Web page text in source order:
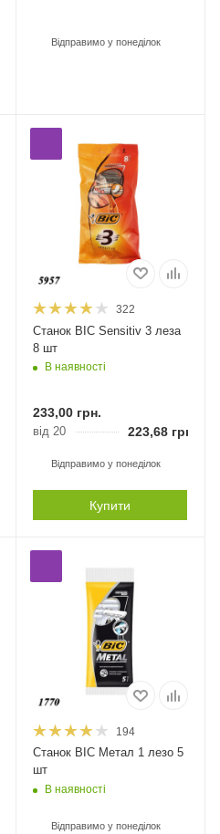
Відправимо у понеділок
322
Станок BIC Sensitiv 3 леза
8 шт
В наявності
233,00грн.
від 20 223,68грн.
Відправимо у понеділок
Купити
194
Станок BIC Метал 1 лезо 5
шт
В наявності
Відправимо у понеділок